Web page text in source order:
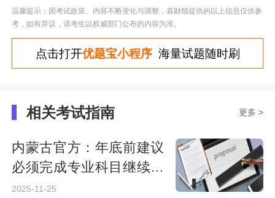
温馨提示：因考试政策、内容不断变化与调整，喜财猫提供的以上信息仅供参
考，如有异议，请考生以权威部门公布的内容为准。
点击打开优题宝小程序海量试题随时刷
相关考试指南 更多 >
内蒙古官方：年底前建议
必须完成专业科目继续教
育的情形
2025-11-25